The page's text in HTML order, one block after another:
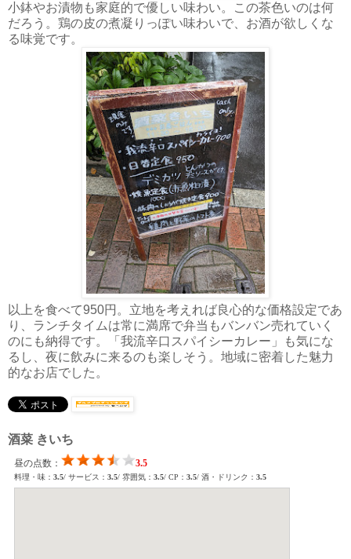
小鉢やお漬物も家庭的で優しい味わい。この茶色いのは何
だろう。鶏の皮の煮凝りっぽい味わいで、お酒が欲しくな
る味覚です。
以上を食べて950円。立地を考えれば良心的な価格設定であ
り、ランチタイムは常に満席で弁当もバンバン売れていく
のにも納得です。「我流辛口スパイシーカレー」も気にな
るし、夜に飲みに来るのも楽しそう。地域に密着した魅力
的なお店でした。
酒菜 きいち